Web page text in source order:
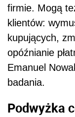
firmie. Mogą
klientów:
kupujących,
opóźnianie
Emanuel
badania.
Podwyżka